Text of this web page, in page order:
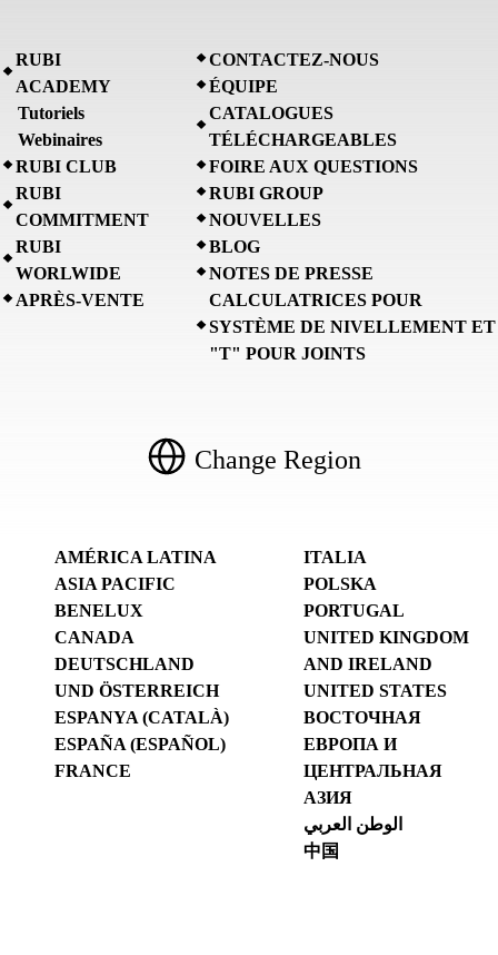
RUBI
ACADEMY
Tutoriels
Webinaires
RUBI CLUB
RUBI
COMMITMENT
RUBI
WORLWIDE
APRÈS-VENTE
CONTACTEZ-NOUS
ÉQUIPE
CATALOGUES
TÉLÉCHARGEABLES
FOIRE AUX QUESTIONS
RUBI GROUP
NOUVELLES
BLOG
NOTES DE PRESSE
CALCULATRICES POUR
SYSTÈME DE NIVELLEMENT ET
"T" POUR JOINTS
Change Region
AMÉRICA LATINA
ASIA PACIFIC
BENELUX
CANADA
DEUTSCHLAND
UND ÖSTERREICH
ESPANYA (CATALÀ)
ESPAÑA (ESPAÑOL)
FRANCE
ITALIA
POLSKA
PORTUGAL
UNITED KINGDOM
AND IRELAND
UNITED STATES
ВОСТОЧНАЯ
ЕВРОПА И
ЦЕНТРАЛЬНАЯ
АЗИЯ
الوطن العربي
中国